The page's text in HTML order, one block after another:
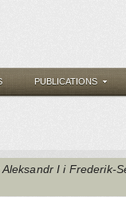
PUBLICATIONS
Aleksandr I i Frederik-